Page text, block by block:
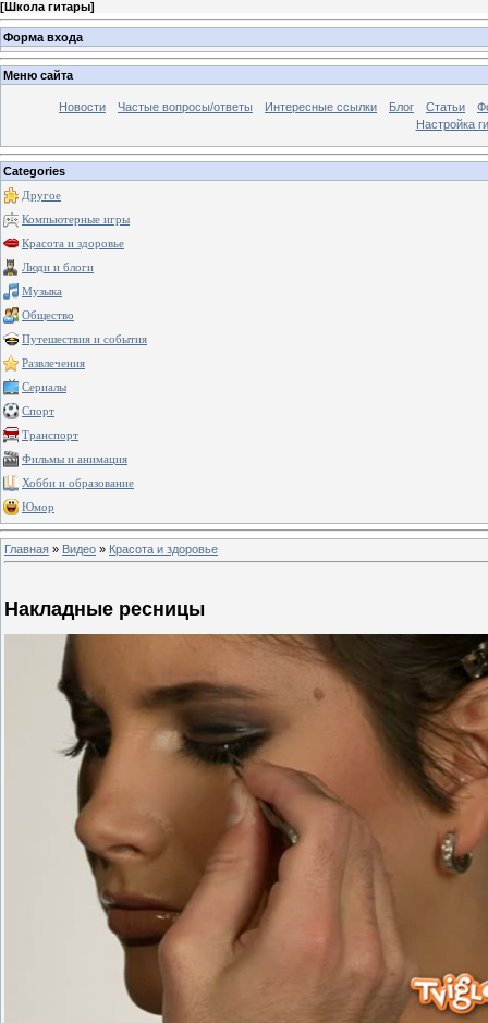
[Школа гитары]
Форма входа
Меню сайта
Новости Частые вопросы/ответы Интересные ссылки Блог Статьи
Настройка
Categories
Другое
Компьютерные игры
Красота и здоровье
Люди и блоги
Музыка
Общество
Путешествия и события
Развлечения
Сериалы
Спорт
Транспорт
Фильмы и анимация
Хобби и образование
Юмор
Главная » Видео » Красота и здоровье
Накладные ресницы